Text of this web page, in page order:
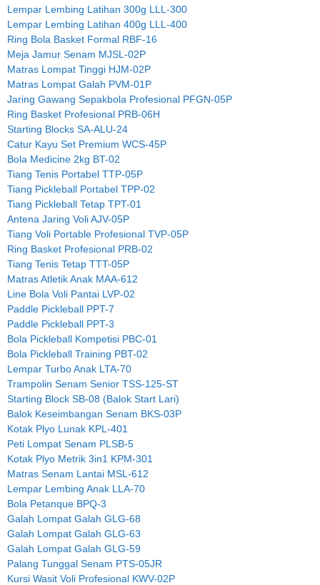
Lempar Lembing Latihan 300g LLL-300
Lempar Lembing Latihan 400g LLL-400
Ring Bola Basket Formal RBF-16
Meja Jamur Senam MJSL-02P
Matras Lompat Tinggi HJM-02P
Matras Lompat Galah PVM-01P
Jaring Gawang Sepakbola Profesional PFGN-05P
Ring Basket Profesional PRB-06H
Starting Blocks SA-ALU-24
Catur Kayu Set Premium WCS-45P
Bola Medicine 2kg BT-02
Tiang Tenis Portabel TTP-05P
Tiang Pickleball Portabel TPP-02
Tiang Pickleball Tetap TPT-01
Antena Jaring Voli AJV-05P
Tiang Voli Portable Profesional TVP-05P
Ring Basket Profesional PRB-02
Tiang Tenis Tetap TTT-05P
Matras Atletik Anak MAA-612
Line Bola Voli Pantai LVP-02
Paddle Pickleball PPT-7
Paddle Pickleball PPT-3
Bola Pickleball Kompetisi PBC-01
Bola Pickleball Training PBT-02
Lempar Turbo Anak LTA-70
Trampolin Senam Senior TSS-125-ST
Starting Block SB-08 (Balok Start Lari)
Balok Keseimbangan Senam BKS-03P
Kotak Plyo Lunak KPL-401
Peti Lompat Senam PLSB-5
Kotak Plyo Metrik 3in1 KPM-301
Matras Senam Lantai MSL-612
Lempar Lembing Anak LLA-70
Bola Petanque BPQ-3
Galah Lompat Galah GLG-68
Galah Lompat Galah GLG-63
Galah Lompat Galah GLG-59
Palang Tunggal Senam PTS-05JR
Kursi Wasit Voli Profesional KWV-02P